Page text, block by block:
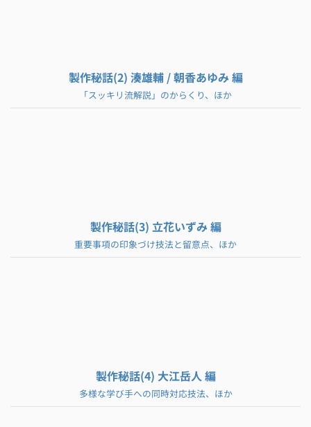
製作秘話(2) 湊雄輔 / 朝香あゆみ 編
「スッキリ流解説」のからくり、ほか
製作秘話(3) 立花いずみ 編
重要事項の印象づけ技法と留意点、ほか
製作秘話(4) 大江岳人 編
多様な学び手への同時対応技法、ほか